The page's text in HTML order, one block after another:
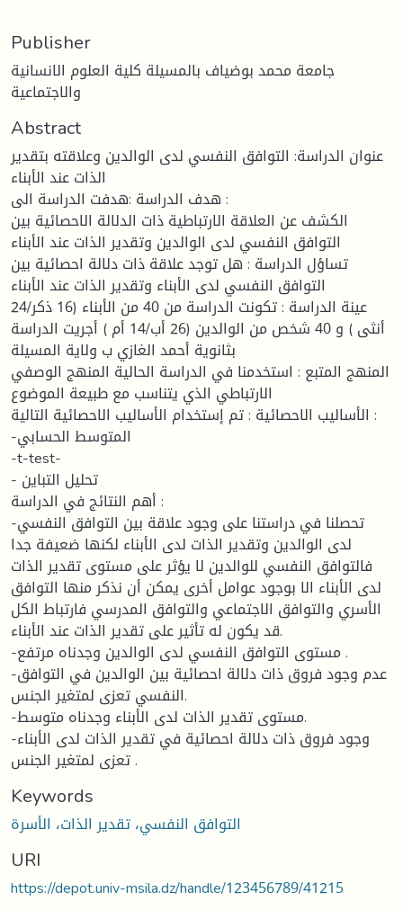
Publisher
جامعة محمد بوضياف بالمسيلة كلية العلوم الانسانية
والاجتماعية
Abstract
عنوان الدراسة: التوافق النفسي لدى الوالدين وعلاقته بتقدير
الذات عند الأبناء
هدف الدراسة :هدفت الدراسة الى :
الكشف عن العلاقة الارتباطية ذات الدلالة الاحصائية بين
التوافق النفسي لدى الوالدين وتقدير الذات عند الأبناء
تساؤل الدراسة : هل توجد علاقة ذات دلالة احصائية بين
التوافق النفسي لدى الأبناء وتقدير الذات عند الأبناء
عينة الدراسة : تكونت الدراسة من 40 من الأبناء (16 ذكر/24
أنثى ) و 40 شخص من الوالدين (26 أب/14 أم ) أجريت الدراسة
بثانوية أحمد الغازي ب ولاية المسيلة
المنهج المتبع : استخدمنا في الدراسة الحالية المنهج الوصفي
الارتباطي الذي يتناسب مع طبيعة الموضوع
الأساليب الاحصائية : تم إستخدام الأساليب الاحصائية التالية :
-المتوسط الحسابي
-t-test-
- تحليل التباين
أهم النتائج في الدراسة :
-تحصلنا في دراستنا على وجود علاقة بين التوافق النفسي
لدى الوالدين وتقدير الذات لدى الأبناء لكنها ضعيفة جدا
فالتوافق النفسي للوالدين لا يؤثر على مستوى تقدير الذات
لدى الأبناء الا بوجود عوامل أخرى يمكن أن نذكر منها التوافق
الأسري والتوافق الاجتماعي والتوافق المدرسي فارتباط الكل
قد يكون له تأثير على تقدير الذات عند الأبناء.
-مستوى التوافق النفسي لدى الوالدين وجدناه مرتفع .
-عدم وجود فروق ذات دلالة احصائية بين الوالدين في التوافق
النفسي تعزى لمتغير الجنس.
-مستوى تقدير الذات لدى الأبناء وجدناه متوسط.
-وجود فروق ذات دلالة احصائية في تقدير الذات لدى الأبناء
تعزى لمتغير الجنس .
Keywords
التوافق النفسي، تقدير الذات، الأسرة
URI
https://depot.univ-msila.dz/handle/123456789/41215